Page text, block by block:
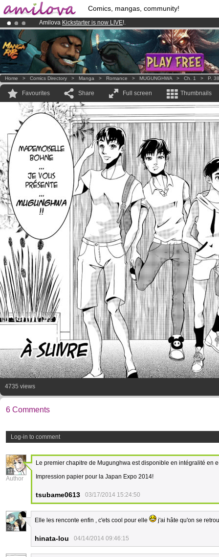
Comics, mangas, community!
Amilova Kickstarter is now LIVE!.
Already 100000membersand 1000comics & mangas!.
Premium membership from3.95 euros per month !Get membership
Home > Comics Directory > Manga > Romance > MUGUNGHWA > Ch. 1 > P. 38
Favourites Share Full screen Thumbnails
4735 views
6 Comments
Log-in to comment
11
Author
Le premier chapitre de Mugunghwa est disponible en intégralité en
Impression papier pour la Japan Expo 2014!
tsubame0613 03/17/2014 15:24:50
29
Elle les renconte enfin , c'ets cool pour elle j'ai hâte qu'on se
hinata-lou 04/14/2014 09:46:15